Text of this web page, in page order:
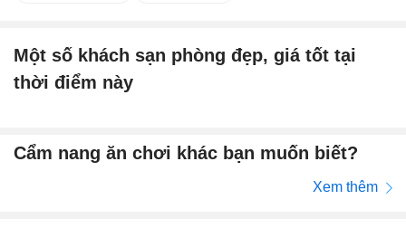
Một số khách sạn phòng đẹp, giá tốt tại
thời điểm này
Cẩm nang ăn chơi khác bạn muốn biết?
Xem thêm